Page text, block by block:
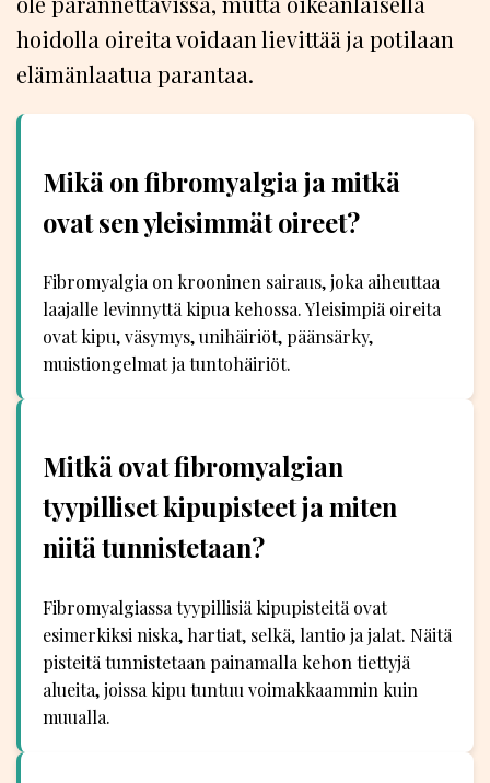
hoidolla oireita voidaan lievittää ja potilaan
elämänlaatua parantaa.
Mikä on fibromyalgia ja mitkä
ovat sen yleisimmät oireet?
Fibromyalgia on krooninen sairaus, joka aiheuttaa
laajalle levinnyttä kipua kehossa. Yleisimpiä oireita
ovat kipu, väsymys, unihäiriöt, päänsärky,
muistiongelmat ja tuntohäiriöt.
Mitkä ovat fibromyalgian
tyypilliset kipupisteet ja miten
niitä tunnistetaan?
Fibromyalgiassa tyypillisiä kipupisteitä ovat
esimerkiksi niska, hartiat, selkä, lantio ja jalat. Näitä
pisteitä tunnistetaan painamalla kehon tiettyjä
alueita, joissa kipu tuntuu voimakkaammin kuin
muualla.